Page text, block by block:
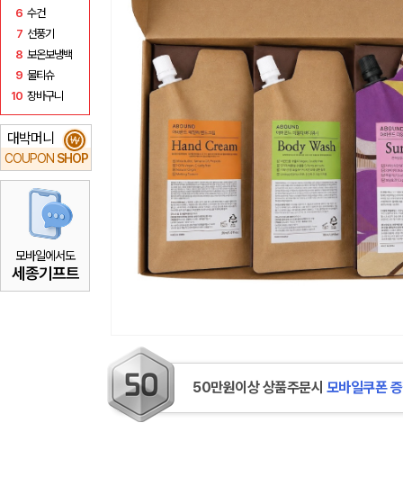
6 수건
7 선풍기
8 보온보냉백
9 물티슈
10 장바구니
대박머니
COUPON SHOP
₩
모바일에서도
세종기프트
50만원이상 상품주문시 모바일쿠폰